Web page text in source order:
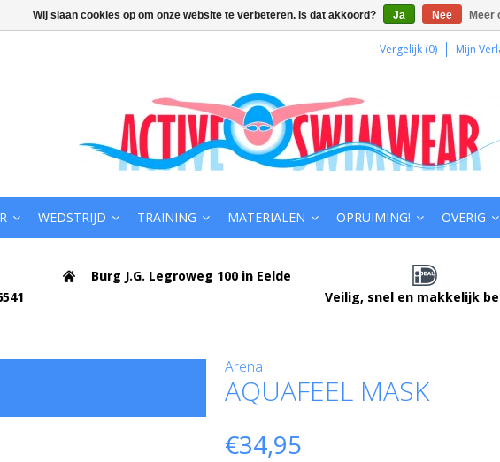
Vergelijk (0) Mijn
WEDSTRIJD TRAINING MATERIALEN OPRUIMING! OVERIG
Burg J.G. Legroweg 100 in Eelde
Veilig, snel en makkelijk
Arena
AQUAFEEL MASK
€34,95
Wij slaan cookies op om onze website te verbeteren. Is dat akkoord? Ja Nee Meer